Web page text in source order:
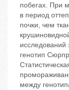
побегах. При
в период
почки, чем
исследований
генотип
между